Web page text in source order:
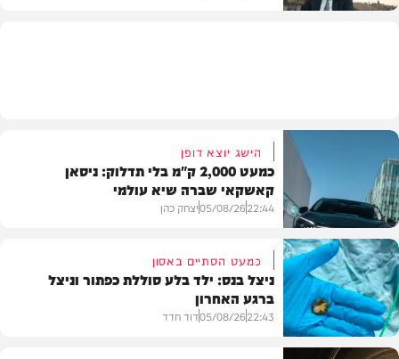
חדשות הרכב
הישג יוצא דופן
כמעט 2,000 ק"מ בלי תדלוק: ניסאן
קאשקאי שברה שיא עולמי
22:44
05/08/26יצחק כהן
כמעט הסתיים באסון
ניצל בנס: ילד בלע סוללת כפתור וניצל
ברגע האחרון
22:43
05/08/26דוד חדד